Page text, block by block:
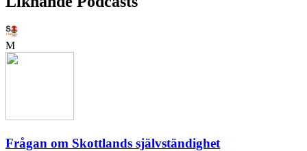
M
Frågan om Skottlands självständighet